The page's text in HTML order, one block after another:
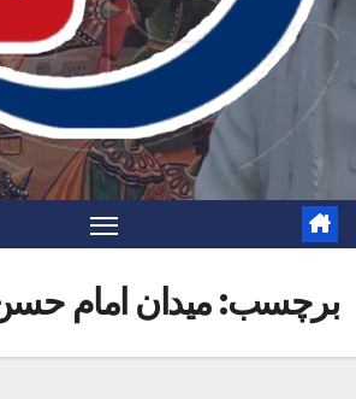
برچسب:میدان امام